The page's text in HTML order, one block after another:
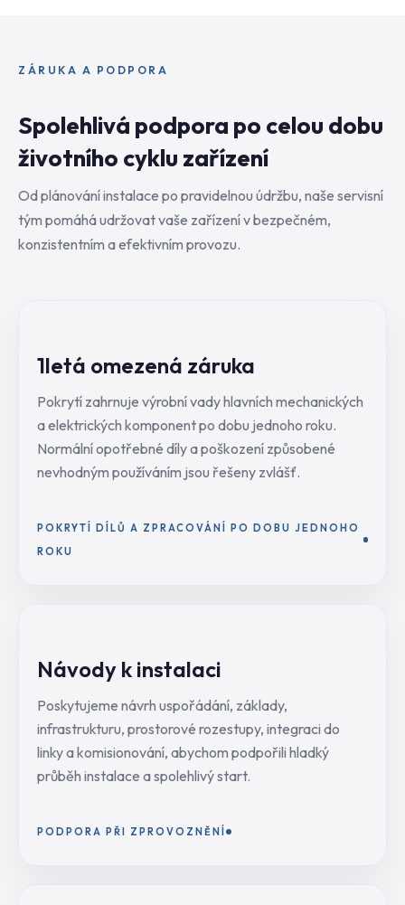
ZÁRUKA A PODPORA
Spolehlivá podpora po celou dobu
životního cyklu zařízení
Od plánování instalace po pravidelnou údržbu, naše servisní
tým pomáhá udržovat vaše zařízení v bezpečném,
konzistentním a efektivním provozu.
1letá omezená záruka
Pokrytí zahrnuje výrobní vady hlavních mechanických
a elektrických komponent po dobu jednoho roku.
Normální opotřebné díly a poškození způsobené
nevhodným používáním jsou řešeny zvlášť.
POKRYTÍ DÍLŮ A ZPRACOVÁNÍ PO DOBU JEDNOHO
ROKU
Návody k instalaci
Poskytujeme návrh uspořádání, základy,
infrastrukturu, prostorové rozestupy, integraci do
linky a komisionování, abychom podpořili hladký
průběh instalace a spolehlivý start.
PODPORA PŘI ZPROVOZNĚNÍ